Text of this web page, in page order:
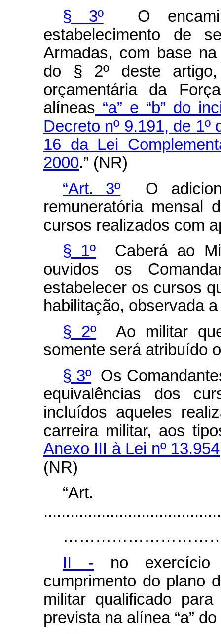
§ 3º
O
estabelecimento de
Armadas, com base
do § 2º deste artigo,
orçamentária da
alíneas “a” e “b” do
Decreto nº 9.191, de 1º
16 da Lei
2000.” (NR)
“Art. 3º O
remuneratória mensal
cursos realizados com
§ 1º Caberá ao
ouvidos os
estabelecer os cursos
habilitação, observada
§ 2º Ao militar
somente será atribuído
§ 3ºOs
equivalências dos
incluídos aqueles
carreira militar, aos
Anexo III à Lei nº
(NR)
II - no exercício
cumprimento do plano
militar qualificado
prevista na alínea “a”